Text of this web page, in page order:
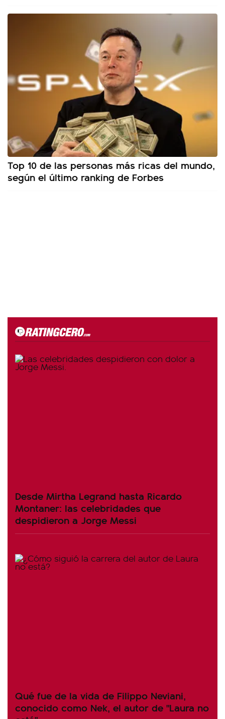
Top 10 de las personas más ricas del mundo,
según el último ranking de Forbes
Desde Mirtha Legrand hasta Ricardo
Montaner: las celebridades que
despidieron a Jorge Messi
Qué fue de la vida de Filippo Neviani,
conocido como Nek, el autor de "Laura no